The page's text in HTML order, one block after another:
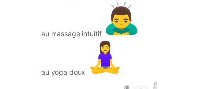
au massage intuitif
au yoga doux